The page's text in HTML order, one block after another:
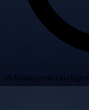
Mulțumim pentru înțelegere